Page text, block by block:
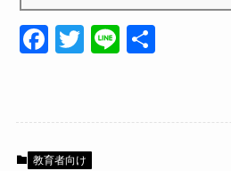
F
e
b
T
er
Li
教育者向け